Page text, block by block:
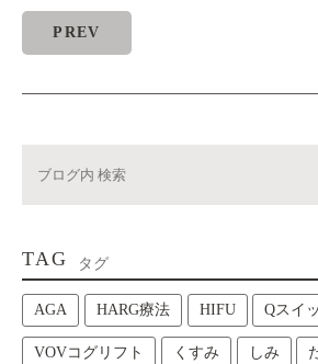
PREV
TAG タグ
AGA HARG療法 HIFU Qスイ
VOVコグリフト くすみ しみ